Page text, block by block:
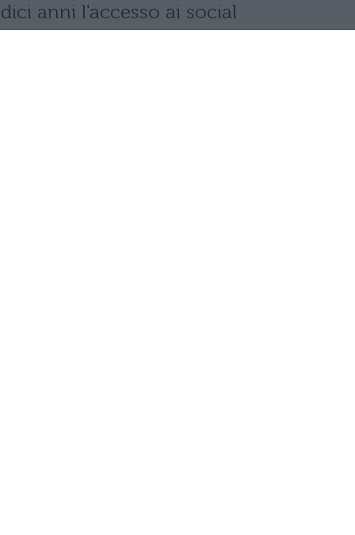
anni l'accesso ai social